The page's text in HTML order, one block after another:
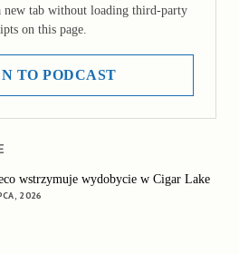
new tab without loading third-party
on this page.
TO PODCAST
wstrzymuje wydobycie w Cigar Lake
2026